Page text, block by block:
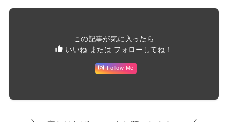
この記事が気に入ったら
いいね または フォローしてね！
Follow Me